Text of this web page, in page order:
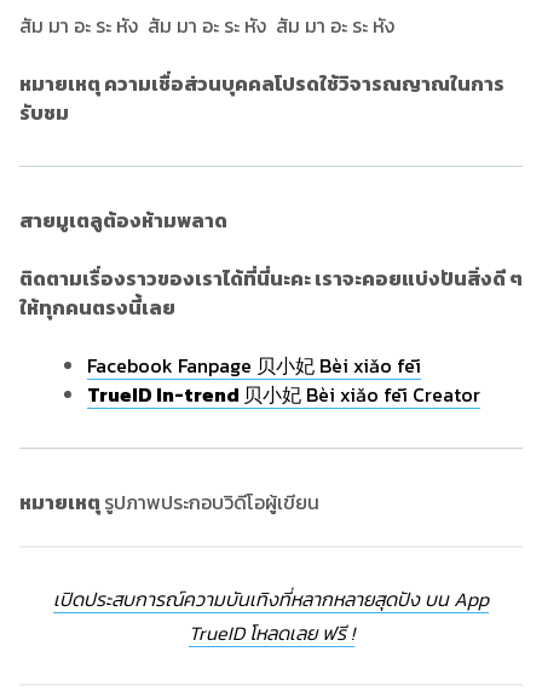
สัม มา อะ ระ หัง สัม มา อะ ระ หัง สัม มา อะ ระ หัง
หมายเหตุ ความเชื่อส่วนบุคคลโปรดใช้วิจารณญาณในการ
รับชม
สายมูเตลูต้องห้ามพลาด
ติดตามเรื่องราวของเราได้ที่นี่นะคะ เราจะคอยแบ่งปันสิ่งดี ๆ
ให้ทุกคนตรงนี้เลย
Facebook Fanpage 贝小妃 Bèi xiǎo fēi
TrueID In-trend 贝小妃 Bèi xiǎo fēi Creator
หมายเหตุรูปภาพประกอบวิดีโอผู้เขียน
เปิดประสบการณ์ความบันเทิงที่หลากหลายสุดปัง บน App
TrueID โหลดเลย ฟรี !